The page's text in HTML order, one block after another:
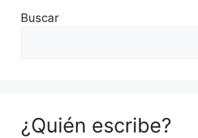
Buscar
¿Quién escribe?